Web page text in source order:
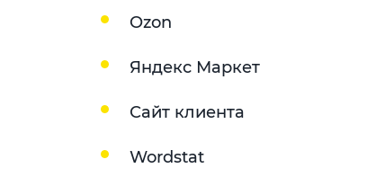
Ozon
Яндекс Маркет
Сайт клиента
Wordstat